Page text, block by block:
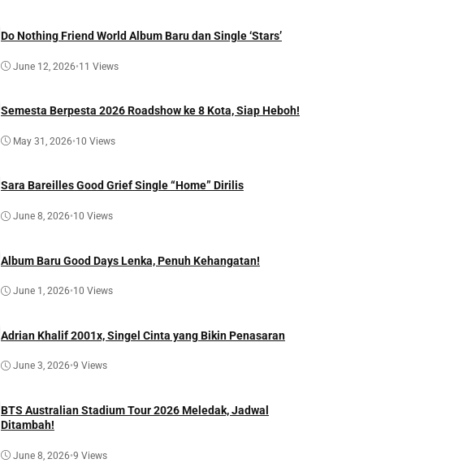
Do Nothing Friend World Album Baru dan Single ‘Stars’
June 12, 2026•11 Views
Semesta Berpesta 2026 Roadshow ke 8 Kota, Siap Heboh!
May 31, 2026•10 Views
Sara Bareilles Good Grief Single “Home” Dirilis
June 8, 2026•10 Views
Album Baru Good Days Lenka, Penuh Kehangatan!
June 1, 2026•10 Views
Adrian Khalif 2001x, Singel Cinta yang Bikin Penasaran
June 3, 2026•9 Views
BTS Australian Stadium Tour 2026 Meledak, Jadwal
Ditambah!
June 8, 2026•9 Views